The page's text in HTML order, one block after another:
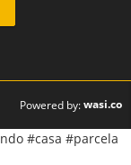
Powered by:wasi.co
#casa #parcela